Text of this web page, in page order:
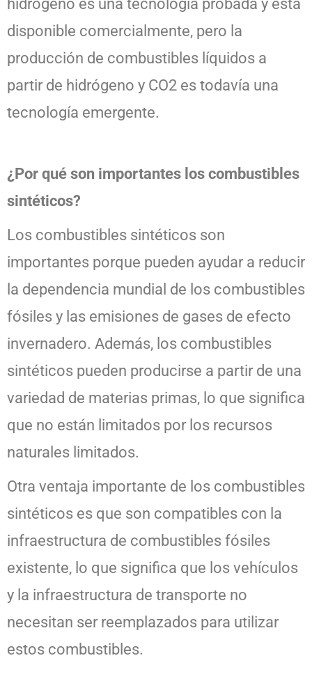
hidrógeno es una tecnología probada y está
disponible comercialmente, pero la
producción de combustibles líquidos a
partir de hidrógeno y CO2 es todavía una
tecnología emergente.
¿Por qué son importantes los combustibles
sintéticos?
Los combustibles sintéticos son
importantes porque pueden ayudar a reducir
la dependencia mundial de los combustibles
fósiles y las emisiones de gases de efecto
invernadero. Además, los combustibles
sintéticos pueden producirse a partir de una
variedad de materias primas, lo que significa
que no están limitados por los recursos
naturales limitados.
Otra ventaja importante de los combustibles
sintéticos es que son compatibles con la
infraestructura de combustibles fósiles
existente, lo que significa que los vehículos
y la infraestructura de transporte no
necesitan ser reemplazados para utilizar
estos combustibles.